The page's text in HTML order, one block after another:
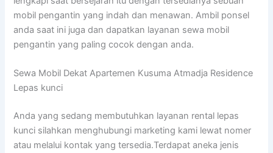
mobil pengantin yang indah dan menawan. Ambil ponsel
anda saat ini juga dan dapatkan layanan sewa mobil
pengantin yang paling cocok dengan anda.
Sewa Mobil Dekat Apartemen Kusuma Atmadja Residence
Lepas kunci
Anda yang sedang membutuhkan layanan rental lepas
kunci silahkan menghubungi marketing kami lewat nomer
atau melalui kontak yang tersedia.Terdapat aneka jenis